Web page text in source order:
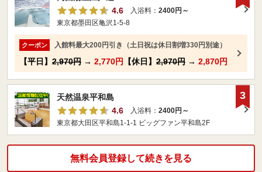
4.6
入浴料： 2400円～
東京都墨田区亀沢1-5-8
クーポン 入館料最大200円引き（土日祝は休日割増330円別途）
【平日】 2,970円 → 2,770円 【休日】 2,970円 → 2,870円
天然温泉平和島
4.6
入浴料： 2400円～
東京都大田区平和島1-1-1 ビッグファン平和島2F
3
無料会員登録して続きを見る